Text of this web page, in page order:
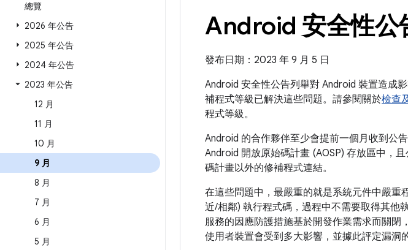
總覽
2026 年公告
2025 年公告
2024 年公告
2023 年公告
12 月
11 月
10 月
9 月
8 月
7 月
6 月
5 月
Android 安全性公
發布日期：2023 年 9 月 5 日
Android 安全性公告列舉對 Android 裝置造成
補程式等級已解決這些問題。請參閱關於檢查
程式等級。
Android 的合作夥伴至少會提前一個月收到公
Android 開放原始碼計畫 (AOSP) 存放區中，
碼計畫以外的修補程式連結。
在這些問題中，最嚴重的就是系統元件中嚴
近/相鄰) 執行程式碼，過程中不需要取得其他
服務的因應防護措施基於開發作業需求而關閉
使用者裝置會受到多大影響，並據此評定漏洞